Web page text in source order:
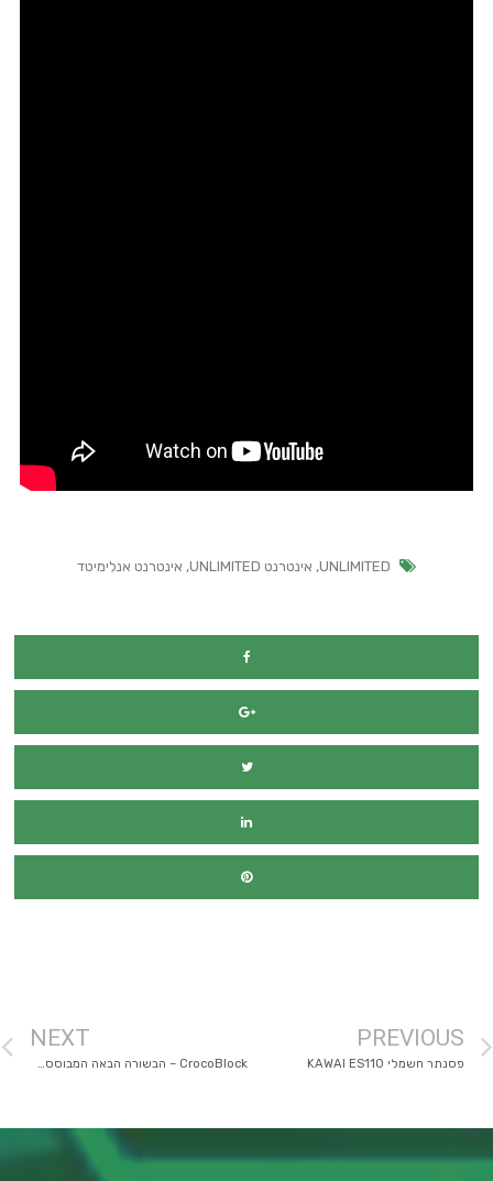
UNLIMITED
,אינטרנט UNLIMITED ,אינטרנט אנלימיטד
PREVIOUS
פסנתר חשמלי KAWAI ES110
NEXT
CrocoBlock – הבשורה הבאה המבוססת על אלמנטור